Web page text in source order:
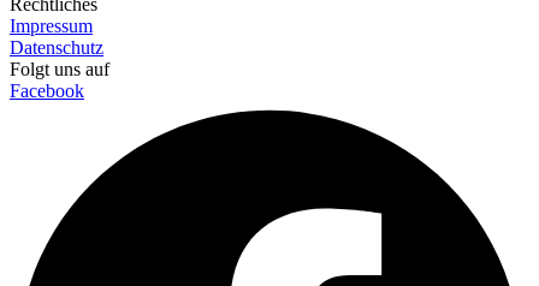
Rechtliches
Impressum
Datenschutz
Folgt uns auf
Facebook